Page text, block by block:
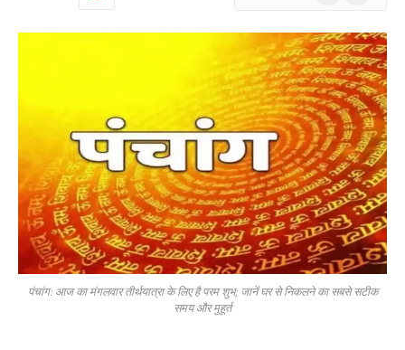
पंचांग: आज का मंगलवार तीर्थयात्रा के लिए है परम शुभ; जानें घर से निकलने का सबसे सटीक
समय और मुहूर्त